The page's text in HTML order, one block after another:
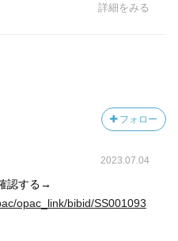
ちから学んだ「自尊心を大
われるニューヨークで、夢
よりも男前に生きる女性起
ーとして、ファッションと
分らしく、自分の人生を生
ーヨークで起業。 日米にて
詳細をみる
フォロー
2023.07.04
認する→
opac_link/bibid/SS001093